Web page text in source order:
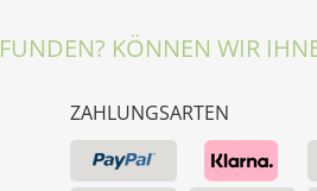
KÖNNEN WIR
ZAHLUNGSARTEN